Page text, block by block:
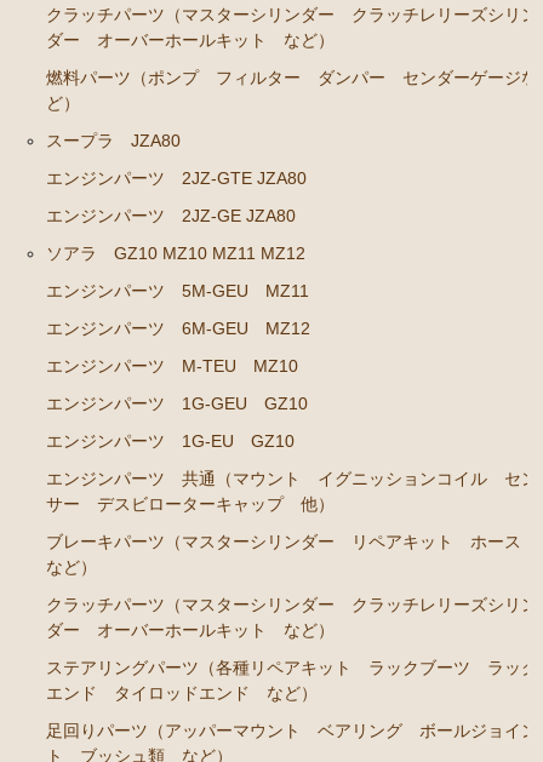
アーム タイロッドエンド など）
足回りパーツ（ベアリング ボールジョイント アー
ムブッシュ類 など）
ーゲージなど）
駆動パーツ（センターサポートベアリング ドライブ
シャフトブーツ など）
クラウン GS120 GS121 MS123 MS125
エンジンパーツ 1G-GZEU
エンジンパーツ 1G-GEU
エンジンパーツ 1G-EU
エンジンパーツ（マウント 他）
冷却パーツ（ポンプ サーモスタット ファン ファ
ンカップリング ホース類 など）
ブレーキパーツ（マスターシリンダー リペアキッ
ト ホース など）
クラッチパーツ（マスターシリンダー クラッチレリ
クラッチパーツ（マスターシリンダー クラッチレリーズシリン
ダー オーバーホールキット など）
燃料パーツ（ポンプ フィルター ダンパー センダーゲージな
ど）
スープラ JZA80
エンジンパーツ 2JZ-GTE JZA80
エンジンパーツ 2JZ-GE JZA80
ソアラ GZ10 MZ10 MZ11 MZ12
エンジンパーツ 5M-GEU MZ11
エンジンパーツ 6M-GEU MZ12
エンジンパーツ M-TEU MZ10
エンジンパーツ 1G-GEU GZ10
エンジンパーツ 1G-EU GZ10
エンジンパーツ 共通（マウント イグニッションコイル セン
サー デスビローターキャップ 他）
ブレーキパーツ（マスターシリンダー リペアキット ホース
など）
クラッチパーツ（マスターシリンダー クラッチレリーズシリン
ダー オーバーホールキット など）
ステアリングパーツ（各種リペアキット ラックブーツ ラック
エンド タイロッドエンド など）
足回りパーツ（アッパーマウント ベアリング ボールジョイン
ト ブッシュ類 など）